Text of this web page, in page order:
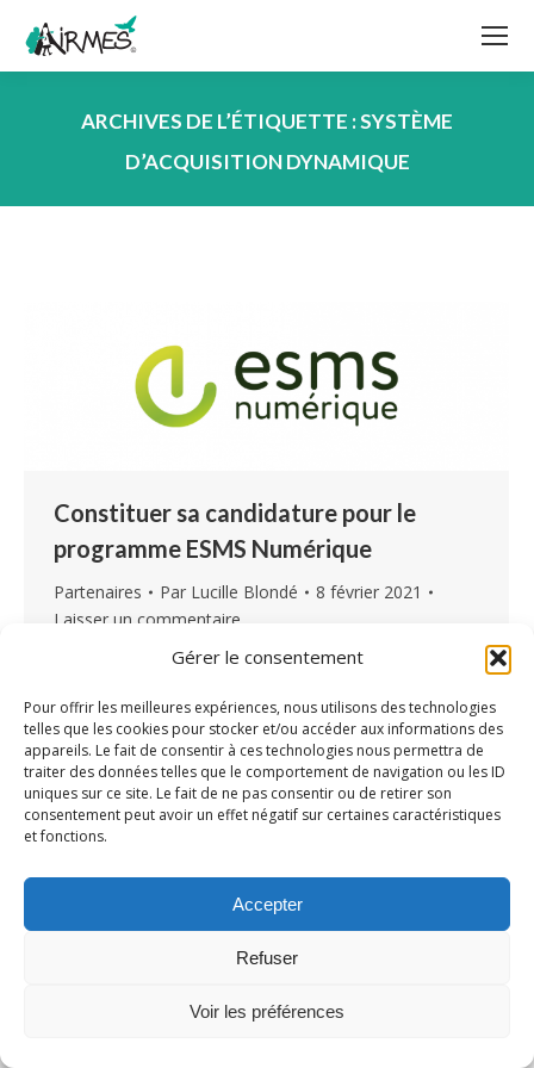
Gérer le consentement
Pour offrir les meilleures expériences, nous utilisons des technologies
telles que les cookies pour stocker et/ou accéder aux informations des
appareils. Le fait de consentir à ces technologies nous permettra de
traiter des données telles que le comportement de navigation ou les ID
uniques sur ce site. Le fait de ne pas consentir ou de retirer son
consentement peut avoir un effet négatif sur certaines caractéristiques
et fonctions.
Accepter
Refuser
Voir les préférences
ARCHIVES DE L’ÉTIQUETTE :SYSTÈME
D’ACQUISITION DYNAMIQUE
Constituer sa candidature pour le
programme ESMS Numérique
Partenaires Par Lucille Blondé
8 février 2021
Laisser un commentaire
Le programme ESMS Numérique, inscrit dans
parle depuis quelques mois chez Airmes, car on
pense que c’est une réelle opportunité pour
vous de vous équiper en informatique.
Matériel, DUI, réseau internet, le programme
fonds d’amorçage de 30 millions…